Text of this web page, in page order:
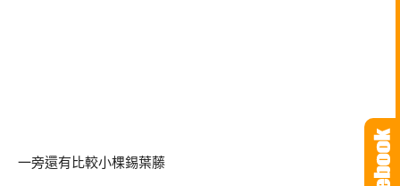
一旁還有比較小棵錫葉藤